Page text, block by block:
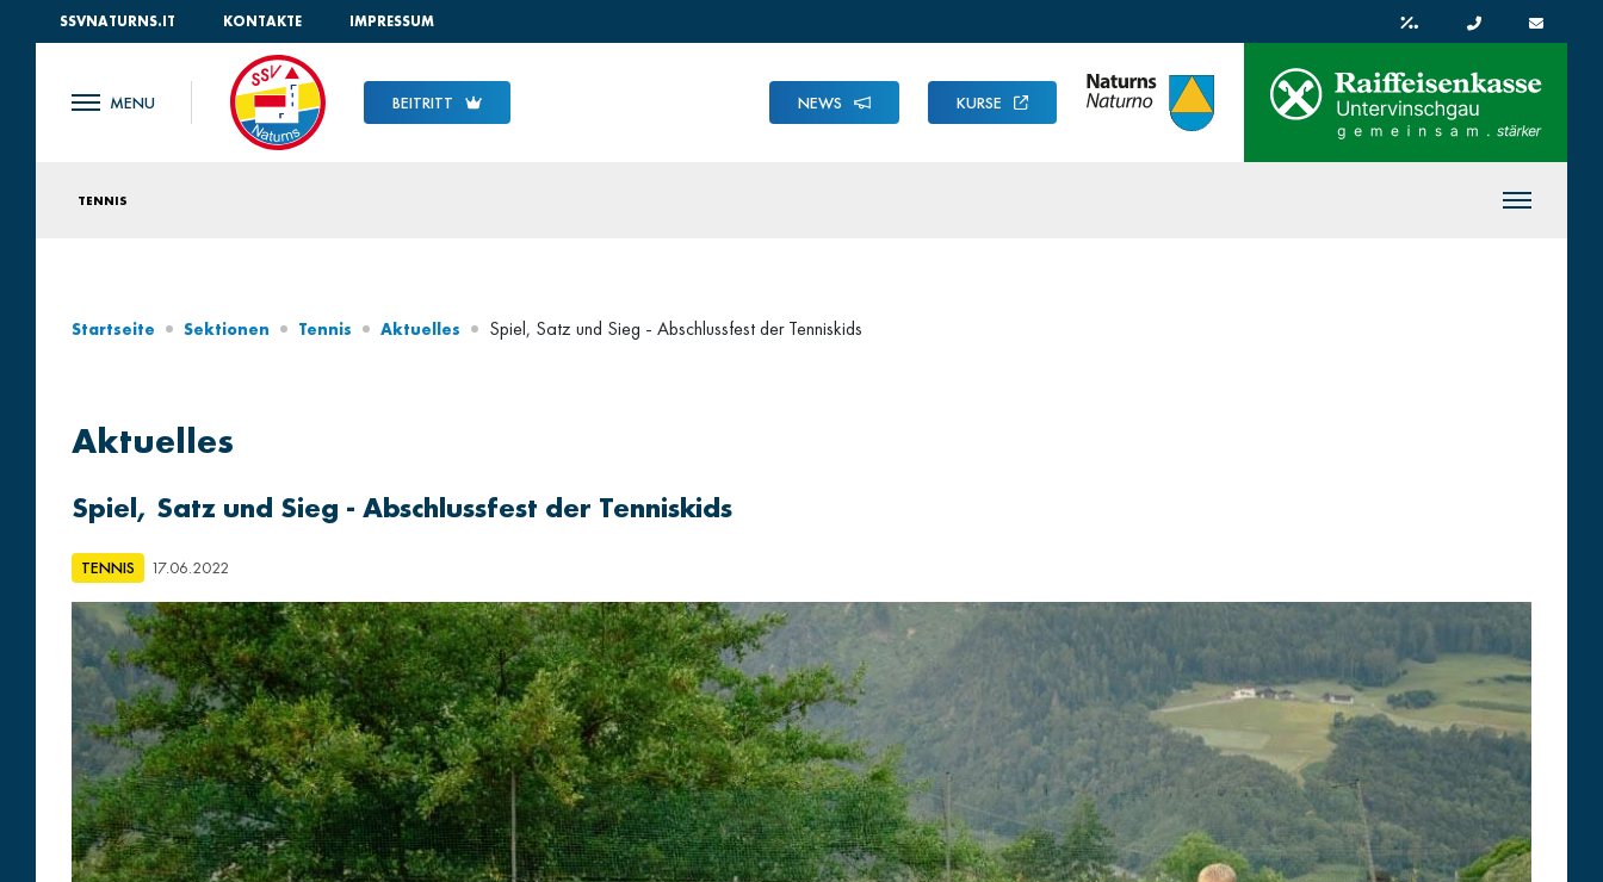
SSVNATURNS.IT KONTAKTE IMPRESSUM
BEITRITT NEWS KURSE
TENNIS
Startseite Sektionen Tennis Aktuelles Spiel, Satz und Sieg - Abschlussfest der Tenniskids
Aktuelles
Spiel, Satz und Sieg - Abschlussfest der Tenniskids
TENNIS 17.06.2022